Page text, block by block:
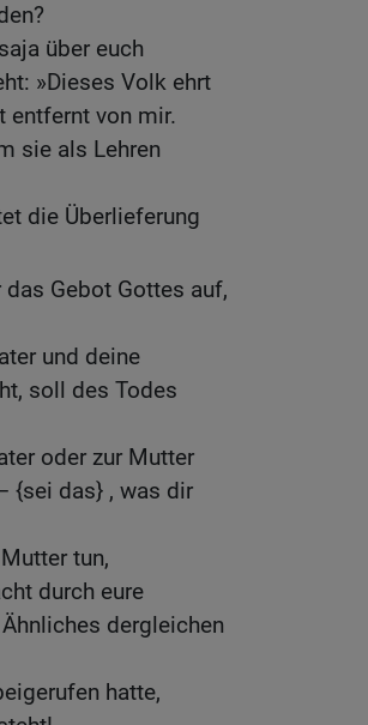
über euch
»Dieses Volk ehrt
entfernt von mir.
sie als Lehren
die Überlieferung
Gebot Gottes auf,
und deine
soll des Todes
oder zur Mutter
{sei das} , was dir
tun,
durch eure
dergleichen
hatte,